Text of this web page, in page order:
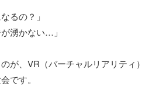
るの？」
湧かない…」
が、VR（バーチャルリアリティ）
です。